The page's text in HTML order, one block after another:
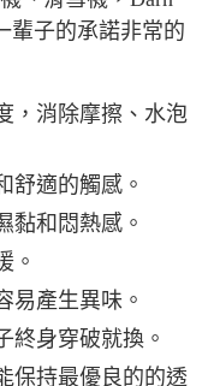
輩子的承諾非常的
，消除摩擦、水泡
舒適的觸感。
黏和悶熱感。
。
易產生異味。
終身穿破就換。
保持最優良的的透